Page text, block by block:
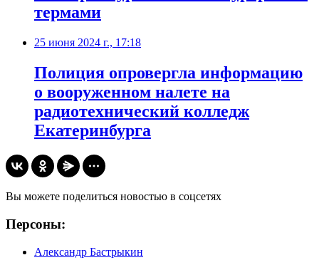
термами
25 июня 2024 г., 17:18
Полиция опровергла информацию
о вооруженном налете на
радиотехнический колледж
Екатеринбурга
Вы можете поделиться новостью в соцсетях
Персоны:
Александр Бастрыкин